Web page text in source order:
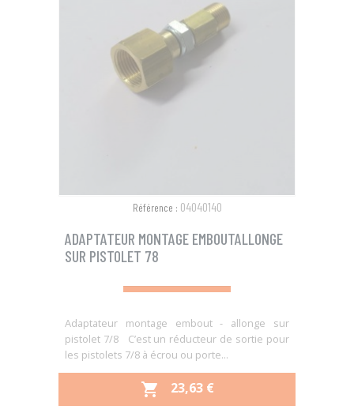
Référence : 04040140
ADAPTATEUR MONTAGE EMBOUTALLONGE
SUR PISTOLET 78
Adaptateur montage embout - allonge sur
pistolet 7/8 C’est un réducteur de sortie pour
les pistolets 7/8 à écrou ou porte...
 PRIX
23,63 €